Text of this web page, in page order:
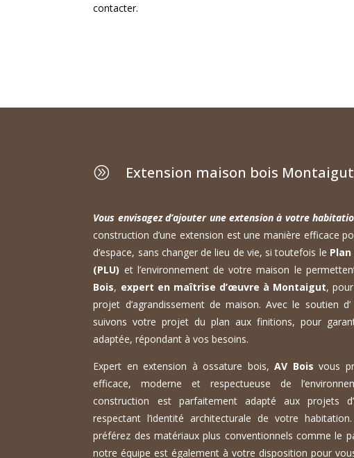
contacter.
A Extension maison bois Montaigut
Vous envisagez d’ajouter une extension à votre
construction d’une extension est une manière efficace
d’espace, sans changer de lieu de vie, si toutefois le Plan
(PLU) et l’environnement de votre maison le
Bois, expert en maîtrise d’œuvre à Montaigut,
projet d’agrandissement de maison. Avec le soutien
suivons votre projet du plan aux finitions, pour
adaptée, répondant à vos besoins.
Expert en extension à ossature bois,AV Bois vous
efficace, moderne et respectueuse de
construction est parfaitement adapté aux projets
respectant l’identité architecturale de votre
préférez des matériaux plus conventionnels comme le
notre équipe est également à votre disposition pour